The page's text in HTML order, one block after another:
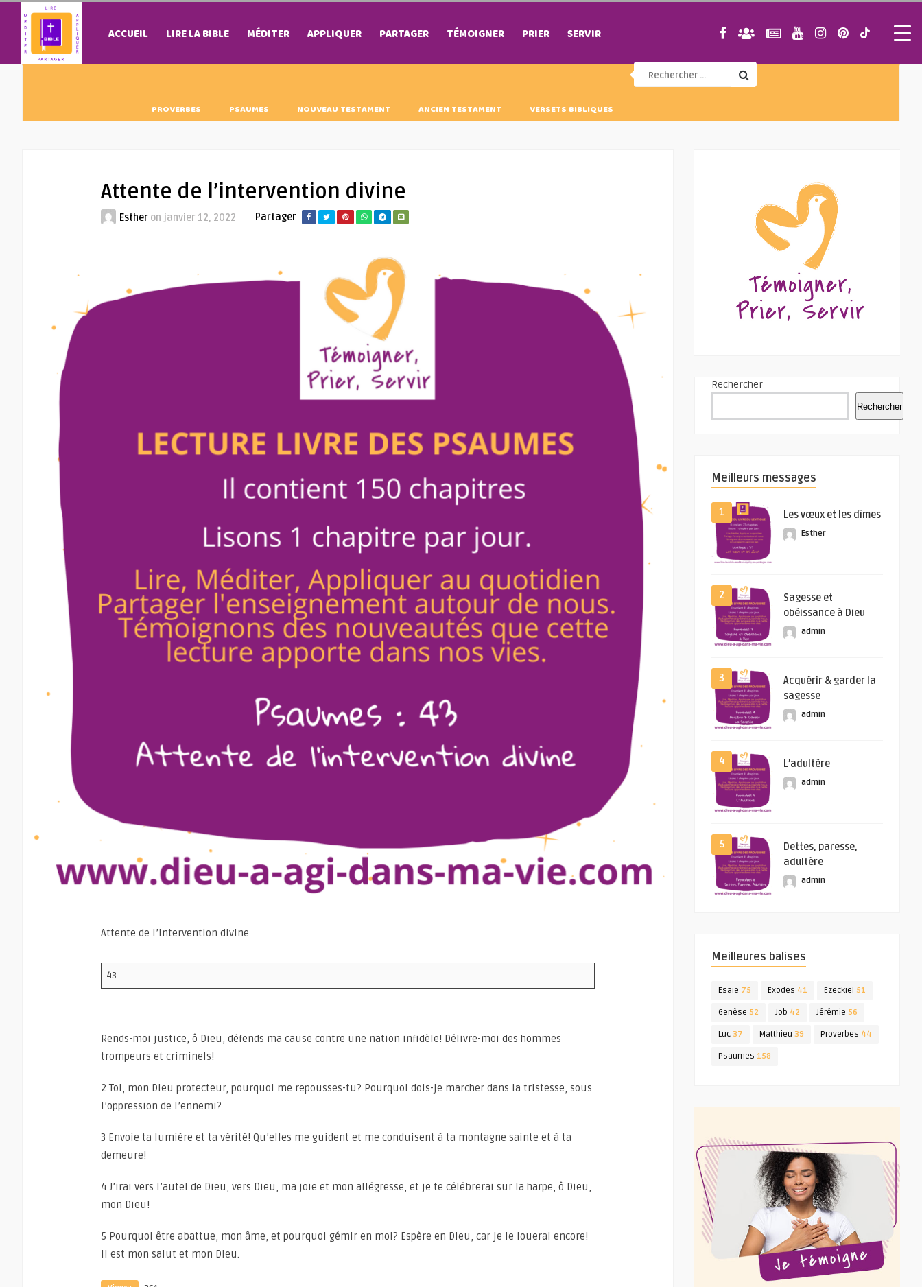
ACCUEIL LIRE LA BIBLE MÉDITER APPLIQUER PARTAGER TÉMOIGNER PRIER SERVIR
PROVERBES PSAUMES NOUVEAU TESTAMENT ANCIEN TESTAMENT VERSETS BIBLIQUES
Attente de l’intervention divine
Esther on janvier 12, 2022 Partager
Attente de l’intervention divine
43
Rends-moi justice, ô Dieu, défends ma cause contre une nation infidèle! Délivre-moi des hommes
trompeurs et criminels!
2 Toi, mon Dieu protecteur, pourquoi me repousses-tu? Pourquoi dois-je marcher dans la tristesse, sous
l’oppression de l’ennemi?
3 Envoie ta lumière et ta vérité! Qu’elles me guident et me conduisent à ta montagne sainte et à ta
demeure!
4 J’irai vers l’autel de Dieu, vers Dieu, ma joie et mon allégresse, et je te célébrerai sur la harpe, ô Dieu,
mon Dieu!
5 Pourquoi être abattue, mon âme, et pourquoi gémir en moi? Espère en Dieu, car je le louerai encore!
Il est mon salut et mon Dieu.
Rechercher
Rechercher
Meilleurs messages
1 Les vœux et les dîmes
Esther
2
Sagesse et
obéissance à Dieu
admin
3
Acquérir & garder la
sagesse
admin
4 L’adultère
admin
5
Dettes, paresse,
adultère
admin
Meilleures balises
Esaïe 75 Exodes 41 Ezeckiel 51
Genèse 52 Job 42 Jérémie 56
Luc 37 Matthieu 39 Proverbes 44
Psaumes 158